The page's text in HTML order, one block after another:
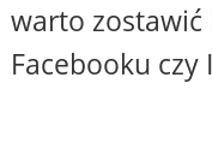
warto
Facebooku